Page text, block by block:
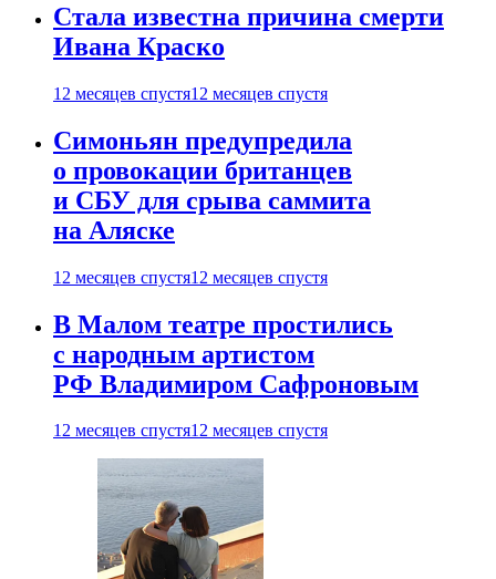
Стала известна причина смерти
Ивана Краско
12 месяцев спустя12 месяцев спустя
Симоньян предупредила
о провокации британцев
и СБУ для срыва саммита
на Аляске
12 месяцев спустя12 месяцев спустя
В Малом театре простились
с народным артистом
РФ Владимиром Сафроновым
12 месяцев спустя12 месяцев спустя